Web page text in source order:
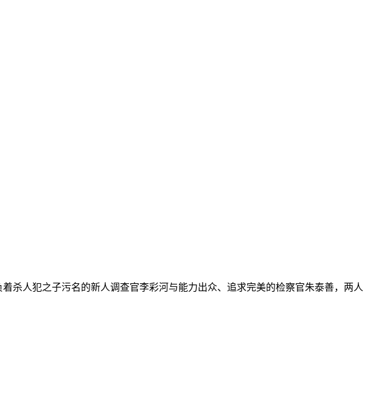
人犯之子污名的新人调查官李彩河与能力出众、追求完美的检察官朱泰善，两人